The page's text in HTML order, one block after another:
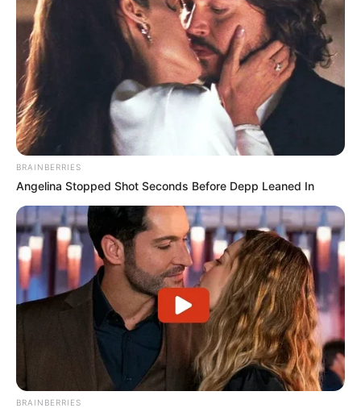
BRAINBERRIES
Angelina Stopped Shot Seconds Before Depp Leaned In
BRAINBERRIES